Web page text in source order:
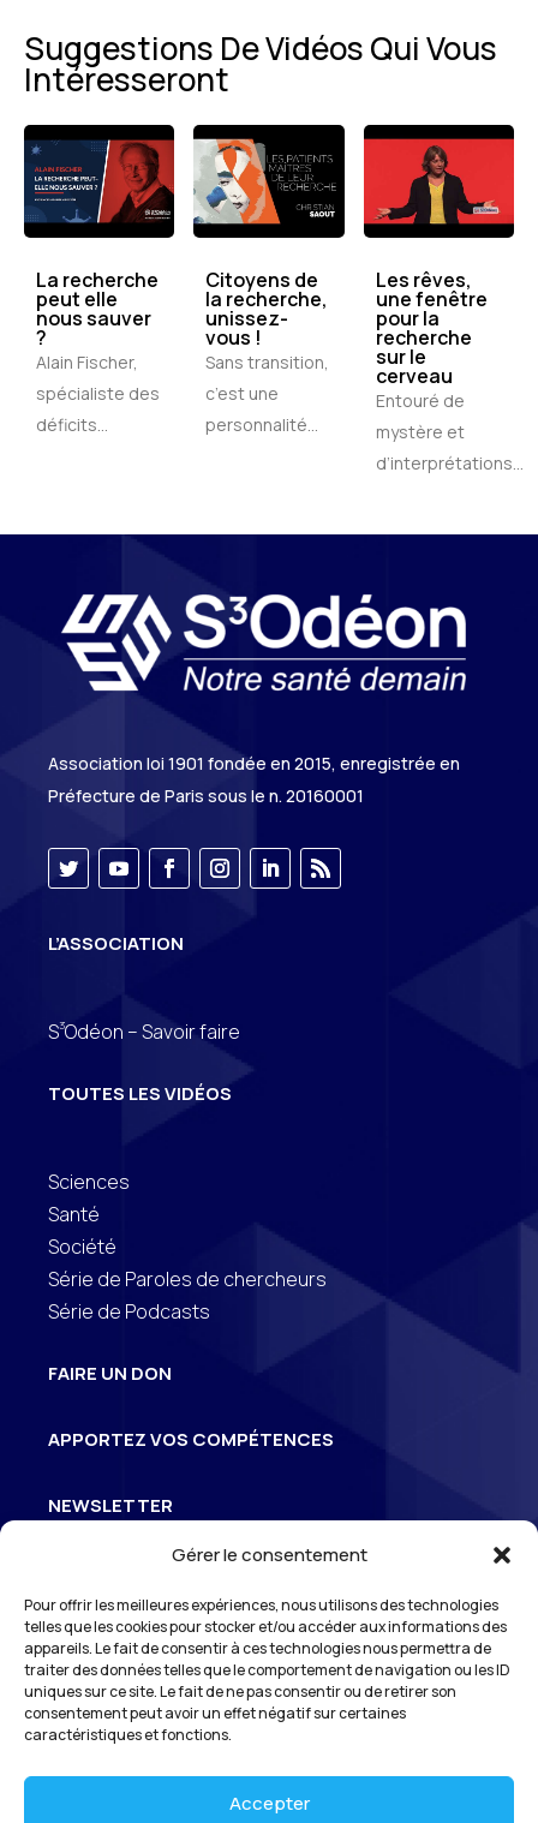
Gérer le consentement
Pour offrir les meilleures expériences, nous utilisons des technologies
telles que les cookies pour stocker et/ou accéder aux informations des
appareils. Le fait de consentir à ces technologies nous permettra de
traiter des données telles que le comportement de navigation ou les ID
uniques sur ce site. Le fait de ne pas consentir ou de retirer son
consentement peut avoir un effet négatif sur certaines
caractéristiques et fonctions.
Accepter
Suggestions De Vidéos Qui Vous
Intéresseront
La recherche
peut elle
nous sauver
?
Alain Fischer,
spécialiste des
déficits...
Citoyens de
la recherche,
unissez-
vous !
Sans transition,
c’est une
personnalité...
Les rêves,
une fenêtre
pour la
recherche
sur le
cerveau
Entouré de
mystère et
d’interprétations...
Association loi 1901 fondée en 2015, enregistrée en
Préfecture de Paris sous le n. 20160001
L’ASSOCIATION
S3Odéon – Savoir faire
TOUTES LES VIDÉOS
Sciences
Santé
Société
Série de Paroles de chercheurs
Série de Podcasts
FAIRE UN DON
APPORTEZ VOS COMPÉTENCES
NEWSLETTER
Inscrivez-vous à la newsletter pour suivre
l’actualité de S Odéon
*En vous inscrivant à notre newsletter, vous reconnaissez avoir pris
connaissance de notrepolitique de gestion des données personnelles
vous l’acceptez.